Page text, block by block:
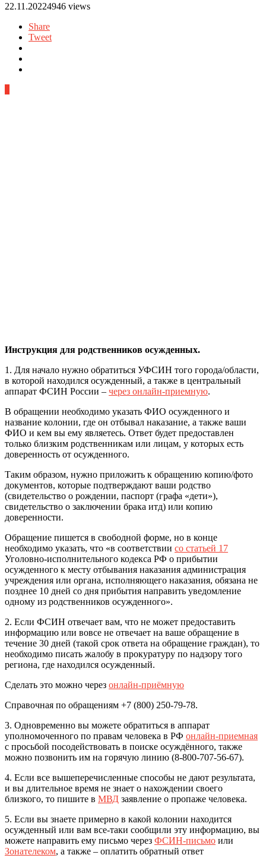
22.11.20224946 views
Share
Tweet
Инструкция для родственников осужденных.
1. Для начало нужно обратиться УФСИН того города/области,
в которой находился осужденный, а также в центральный
аппарат ФСИН России – через онлайн-приемную.
В обращении необходимо указать ФИО осужденного и
название колонии, где он отбывал наказание, а также ваши
ФИО и кем вы ему являетесь. Ответ будет предоставлен
только близким родственникам или лицам, у которых есть
доверенность от осужденного.
Таким образом, нужно приложить к обращению копию/фото
документов, которые подтверждают ваши родство
(свидетельство о рождении, паспорт (графа «дети»),
свидетельство о заключении брака итд) или копию
доверенности.
Обращение пишется в свободной форме, но в конце
необходимо указать, что «в соответствии со статьей 17
Уголовно-исполнительного кодекса РФ о прибытии
осужденного к месту отбывания наказания администрация
учреждения или органа, исполняющего наказания, обязана не
позднее 10 дней со дня прибытия направить уведомление
одному из родственников осужденного».
2. Если ФСИН отвечает вам, что не может предоставить
информацию или вовсе не отвечает на ваше обращение в
течение 30 дней (такой срок ответа на обращение граждан), то
необходимо писать жалобу в прокуратуру по надзору того
региона, где находился осужденный.
Сделать это можно через онлайн-приёмную
Справочная по обращениям +7 (800) 250-79-78.
3. Одновременно вы можете обратиться в аппарат
уполномоченного по правам человека в РФ онлайн-приемная
с просьбой посодействовать в поиске осуждённого, также
можно позвонить им на горячую линию (8-800-707-56-67).
4. Если все вышеперечисленные способы не дают результата,
и вы длительное время не знает о нахождении своего
близкого, то пишите в МВД заявление о пропаже человека.
5. Если вы знаете примерно в какой колонии находится
осужденный или вам все-таки сообщили эту информацию, вы
можете направить ему письмо через ФСИН-письмо или
Зонателеком, а также – оплатить обратный ответ